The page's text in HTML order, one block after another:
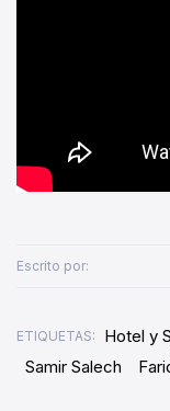
Escrito por:
ETIQUETAS: Hotel y
Samir Salech